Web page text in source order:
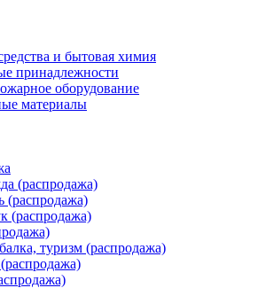
и бытовая химия
принадлежности
оборудование
материалы
(распродажа)
(распродажа)
(распродажа)
туризм (распродажа)